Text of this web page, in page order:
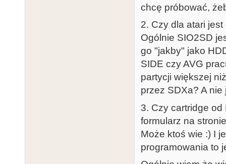
chcę próbować,
2. Czy dla atari
Ogólnie SIO2SD
go "jakby" jako
SIDE czy AVG
partycji większej
przez SDXa? A
3. Czy cartridge
formularz na
Może ktoś wie :) I
programowania to